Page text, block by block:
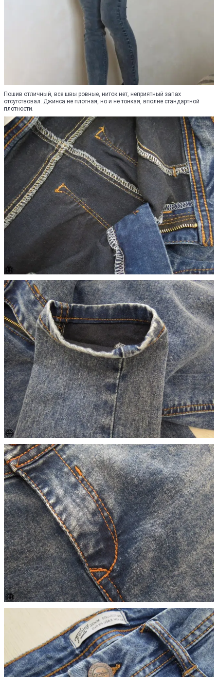
Пошив отличный, все швы ровные, ниток нет, неприятный запах
отсутствовал. Джинса не плотная, но и не тонкая, вполне стандартной
плотности.